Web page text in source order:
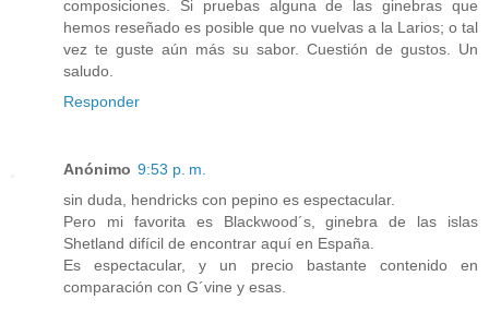
composiciones. Si pruebas alguna de las ginebras que
hemos reseñado es posible que no vuelvas a la Larios; o tal
vez te guste aún más su sabor. Cuestión de gustos. Un
saludo.
Responder
Anónimo 9:53 p. m.
sin duda, hendricks con pepino es espectacular.
Pero mi favorita es Blackwood´s, ginebra de las islas
Shetland difícil de encontrar aquí en España.
Es espectacular, y un precio bastante contenido en
comparación con G´vine y esas.